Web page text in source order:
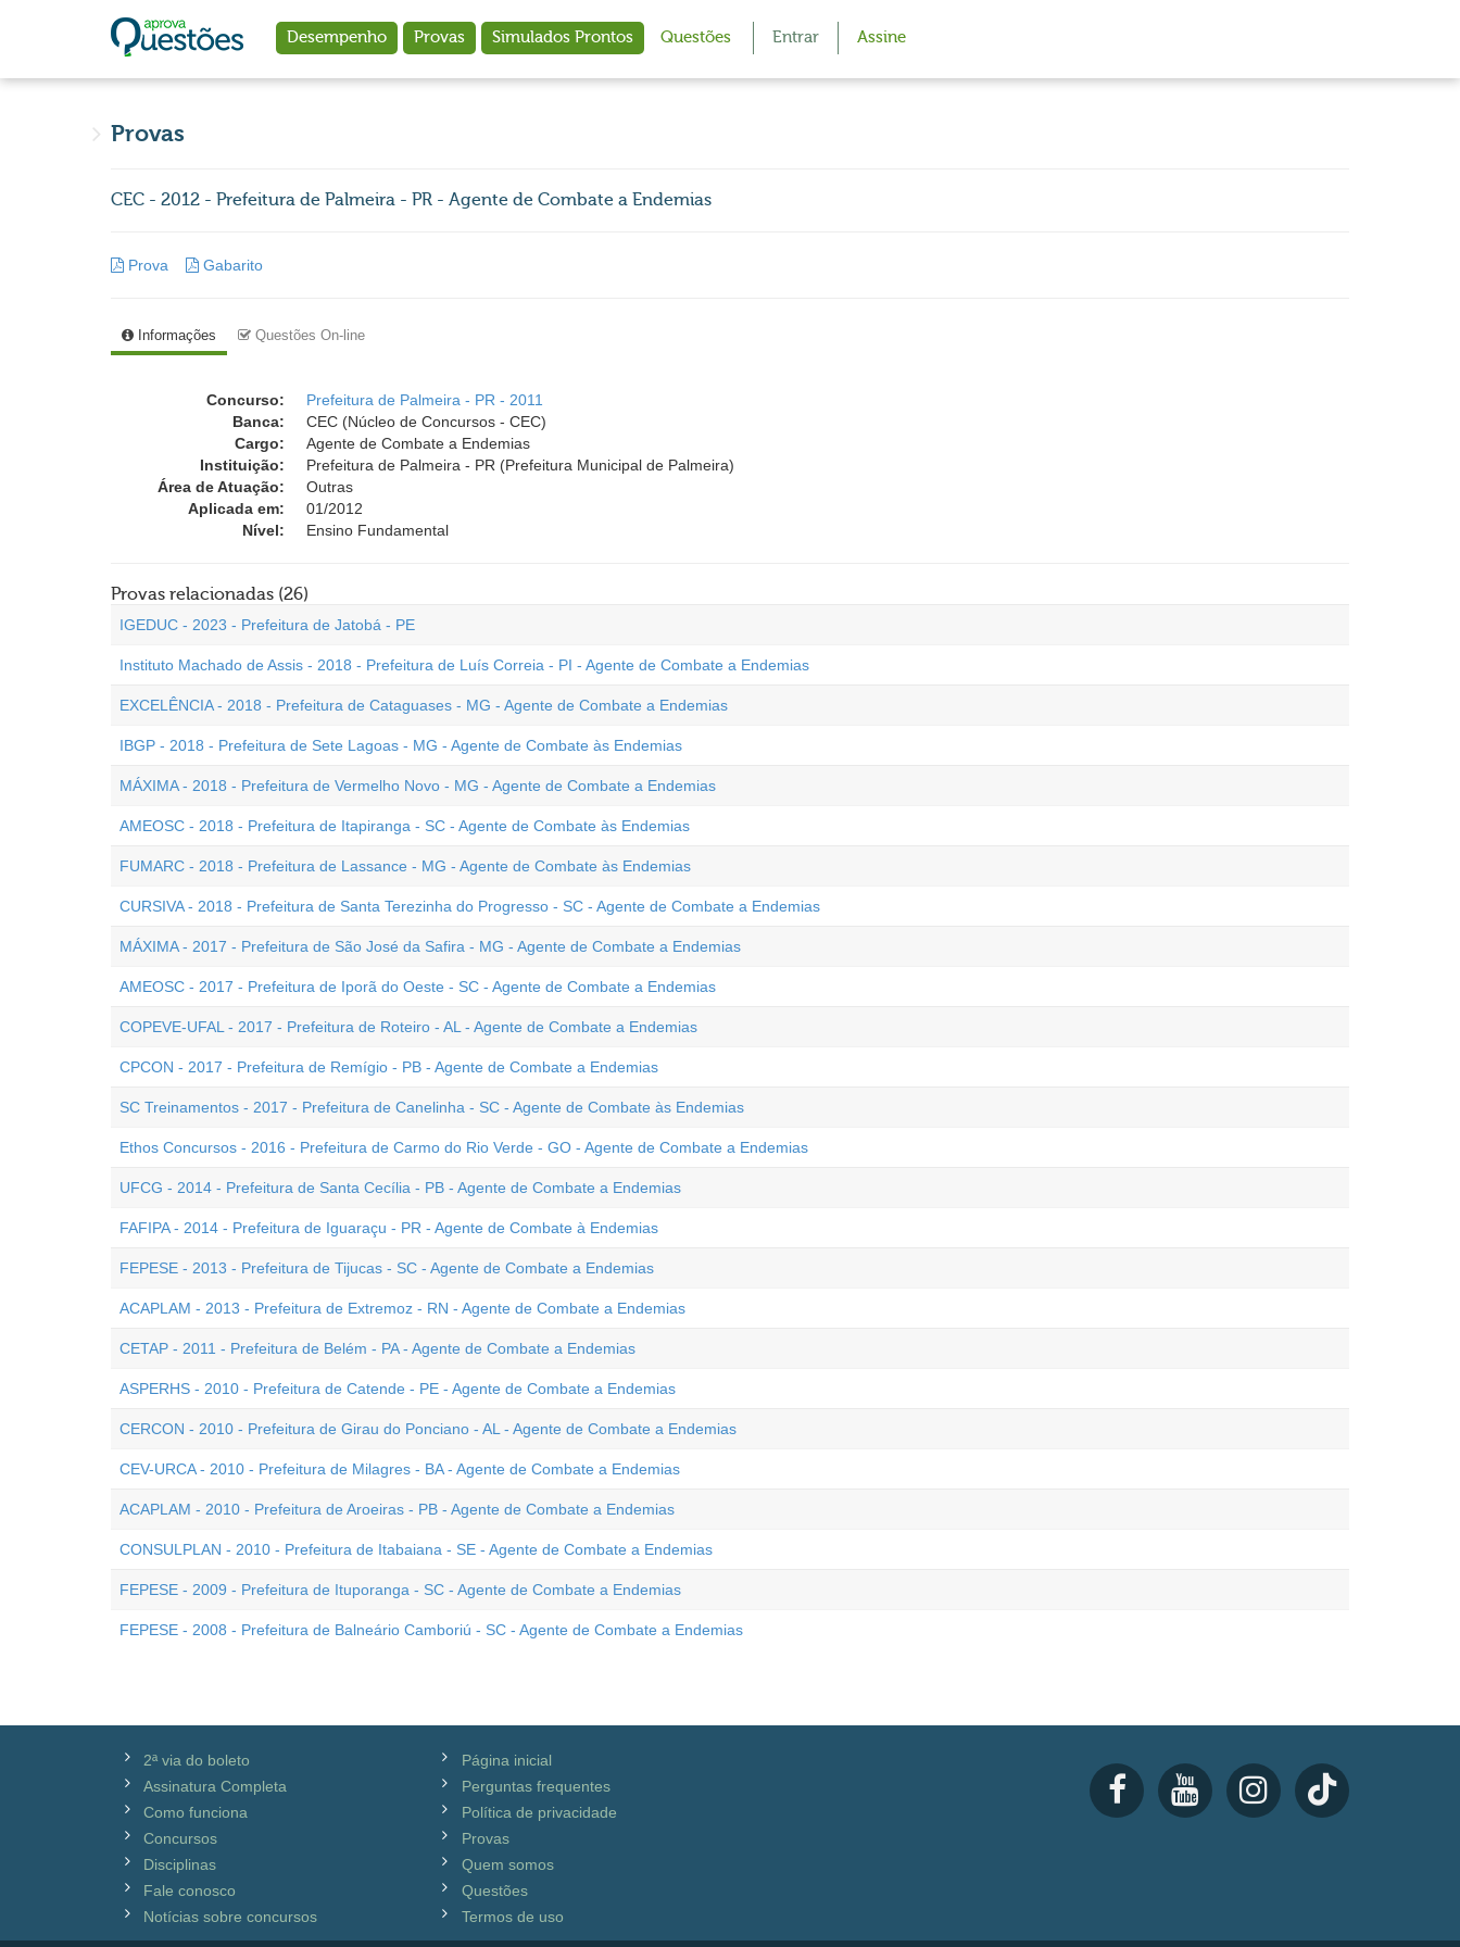
Desempenho Provas Simulados Prontos Questões Entrar Assine
Provas
CEC - 2012 - Prefeitura de Palmeira - PR - Agente de Combate a Endemias
Prova Gabarito
Informações Questões On-line
Concurso:
Prefeitura de Palmeira - PR - 2011
Banca:
CEC (Núcleo de Concursos - CEC)
Cargo:
Agente de Combate a Endemias
Instituição:
Prefeitura de Palmeira - PR (Prefeitura Municipal de Palmeira)
Área de Atuação:
Outras
Aplicada em:
01/2012
Nível:
Ensino Fundamental
Provas relacionadas (26)
IGEDUC - 2023 - Prefeitura de Jatobá - PE
Instituto Machado de Assis - 2018 - Prefeitura de Luís Correia - PI - Agente de Combate a Endemias
EXCELÊNCIA - 2018 - Prefeitura de Cataguases - MG - Agente de Combate a Endemias
IBGP - 2018 - Prefeitura de Sete Lagoas - MG - Agente de Combate às Endemias
MÁXIMA - 2018 - Prefeitura de Vermelho Novo - MG - Agente de Combate a Endemias
AMEOSC - 2018 - Prefeitura de Itapiranga - SC - Agente de Combate às Endemias
FUMARC - 2018 - Prefeitura de Lassance - MG - Agente de Combate às Endemias
CURSIVA - 2018 - Prefeitura de Santa Terezinha do Progresso - SC - Agente de Combate a Endemias
MÁXIMA - 2017 - Prefeitura de São José da Safira - MG - Agente de Combate a Endemias
AMEOSC - 2017 - Prefeitura de Iporã do Oeste - SC - Agente de Combate a Endemias
COPEVE-UFAL - 2017 - Prefeitura de Roteiro - AL - Agente de Combate a Endemias
CPCON - 2017 - Prefeitura de Remígio - PB - Agente de Combate a Endemias
SC Treinamentos - 2017 - Prefeitura de Canelinha - SC - Agente de Combate às Endemias
Ethos Concursos - 2016 - Prefeitura de Carmo do Rio Verde - GO - Agente de Combate a Endemias
UFCG - 2014 - Prefeitura de Santa Cecília - PB - Agente de Combate a Endemias
FAFIPA - 2014 - Prefeitura de Iguaraçu - PR - Agente de Combate à Endemias
FEPESE - 2013 - Prefeitura de Tijucas - SC - Agente de Combate a Endemias
ACAPLAM - 2013 - Prefeitura de Extremoz - RN - Agente de Combate a Endemias
CETAP - 2011 - Prefeitura de Belém - PA - Agente de Combate a Endemias
ASPERHS - 2010 - Prefeitura de Catende - PE - Agente de Combate a Endemias
CERCON - 2010 - Prefeitura de Girau do Ponciano - AL - Agente de Combate a Endemias
CEV-URCA - 2010 - Prefeitura de Milagres - BA - Agente de Combate a Endemias
ACAPLAM - 2010 - Prefeitura de Aroeiras - PB - Agente de Combate a Endemias
CONSULPLAN - 2010 - Prefeitura de Itabaiana - SE - Agente de Combate a Endemias
FEPESE - 2009 - Prefeitura de Ituporanga - SC - Agente de Combate a Endemias
FEPESE - 2008 - Prefeitura de Balneário Camboriú - SC - Agente de Combate a Endemias
2ª via do boleto
Assinatura Completa
Como funciona
Concursos
Disciplinas
Fale conosco
Notícias sobre concursos
Página inicial
Perguntas frequentes
Política de privacidade
Provas
Quem somos
Questões
Termos de uso